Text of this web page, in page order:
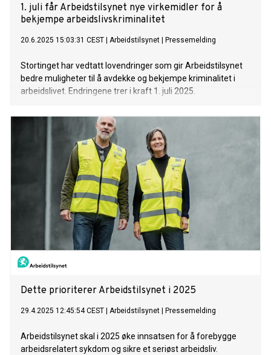
1. juli får Arbeidstilsynet nye virkemidler for å
bekjempe arbeidslivskriminalitet
20.6.2025 15:03:31 CEST Arbeidstilsynet Pressemelding
Stortinget har vedtatt lovendringer som gir Arbeidstilsynet
bedre muligheter til å avdekke og bekjempe kriminalitet i
arbeidslivet. Endringene trer i kraft 1. juli 2025.
Dette prioriterer Arbeidstilsynet i 2025
29.4.2025 12:45:54 CEST Arbeidstilsynet Pressemelding
Arbeidstilsynet skal i 2025 øke innsatsen for å forebygge
arbeidsrelatert sykdom og sikre et seriøst arbeidsliv.